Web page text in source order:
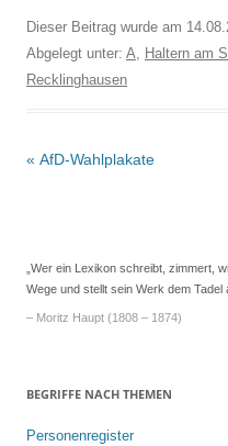
Dieser Beitrag wurde am
Abgelegt unter: A, Haltern am
Recklinghausen
Beitrags-
« AfD-Wahlplakate
„Wer ein Lexikon schreibt, zimmert,
Wege und stellt sein Werk dem Tadel
– Moritz Haupt (1808 – 1874)
BEGRIFFE NACH THEMEN
Personenregister